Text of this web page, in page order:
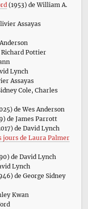
(1953) de William A.
Assayas
Pottier
Lynch
Assayas
Cole, Charles
de Wes Anderson
de James Parrott
de David Lynch
jours de Laura Palmer
de David Lynch
Lynch
de George Sidney
Kwan